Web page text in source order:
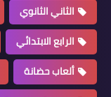
الثاني الثانوي
الرابع الابتدائي
ألعاب حضانة